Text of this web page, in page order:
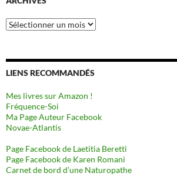
Archives
LIENS RECOMMANDÉS
Mes livres sur Amazon !
Fréquence-Soi
Ma Page Auteur Facebook
Novae-Atlantis
Page Facebook de Laetitia Beretti
Page Facebook de Karen Romani
Carnet de bord d’une Naturopathe